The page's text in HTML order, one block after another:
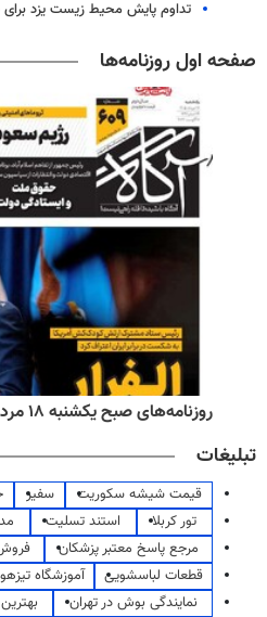
تداوم پایش‌ محیط زیست یزد برای
صفحه اول روزنامه‌ها
روزنامه‌های صبح یکشنبه ۱۸ مرداد ۱۴۰۵
تبلیغات
قیمت شیشه سکوریت سفیر
تور کربلا
استند تسلیت
مرجع پاسخ معتبر پزشکان
قطعات لباسشویی
آموزشگاه
نمایندگی بوش در تهران